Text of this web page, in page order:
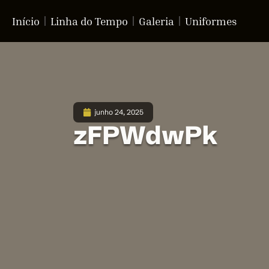
Início Linha do Tempo Galeria Uniformes
junho 24, 2025
zFPWdwPk